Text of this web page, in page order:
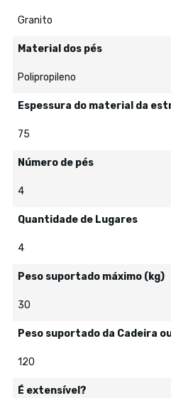
Granito
Material dos pés
Polipropileno
Espessura do material da
75
Número de pés
4
Quantidade de Lugares
4
Peso suportado máximo (kg)
30
Peso suportado da Cadeira
120
É extensível?